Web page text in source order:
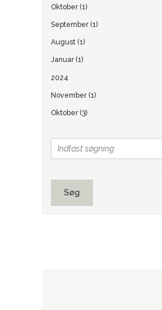
Oktober (1)
September (1)
August (1)
Januar (1)
2024
November (1)
Oktober (3)
Søg